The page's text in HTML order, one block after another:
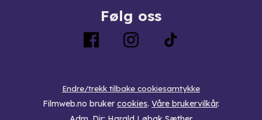
Følg oss
Endre/trekk tilbake cookiesamtykke
Filmweb.no bruker cookies. Våre brukervilkår.